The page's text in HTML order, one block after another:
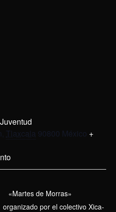
, Tlaxcala 90800 México +
«Martes de Morras»
organizado por el colectivo Xica-